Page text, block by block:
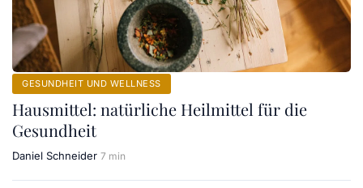
GESUNDHEIT UND WELLNESS
Hausmittel: natürliche Heilmittel für die
Gesundheit
Daniel Schneider 7 min